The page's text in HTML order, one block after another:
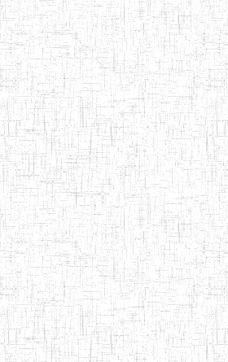
TTI
17/11/2008 ENIEG
06/08/1990 ENIEG
02/10/1998 ENIEG
08/08/1983 ENIEG
15/09/2015 ENIEG